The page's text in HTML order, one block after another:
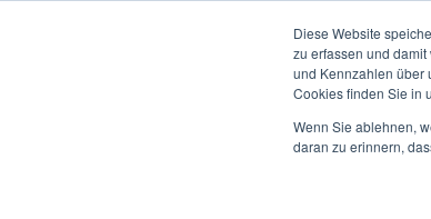
Diese Website
zu erfassen und
und Kennzahlen über
Cookies finden Sie in
Wenn Sie ablehnen,
daran zu erinnern,
Studium ↓